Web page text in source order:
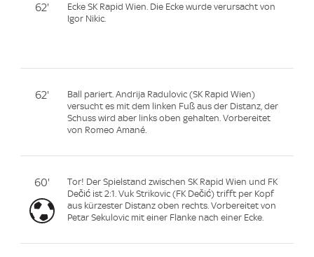
62'
Ecke SK Rapid Wien. Die Ecke wurde verursacht von
Igor Nikic.
62'
Ball pariert. Andrija Radulovic (SK Rapid Wien)
versucht es mit dem linken Fuß aus der Distanz, der
Schuss wird aber links oben gehalten. Vorbereitet
von Romeo Amané.
60'
Tor! Der Spielstand zwischen SK Rapid Wien und FK
Dečić ist 2:1. Vuk Strikovic (FK Dečić) trifft per Kopf
aus kürzester Distanz oben rechts. Vorbereitet von
Petar Sekulovic mit einer Flanke nach einer Ecke.